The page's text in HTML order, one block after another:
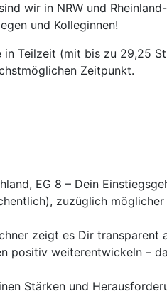
wir in NRW und
und Kolleginnen!
in Teilzeit (mit bis zu 29,25
Zeitpunkt.
EG 8 – Dein
zuzüglich möglicher
zeigt es Dir transparent
positiv weiterentwickeln –
Stärken und